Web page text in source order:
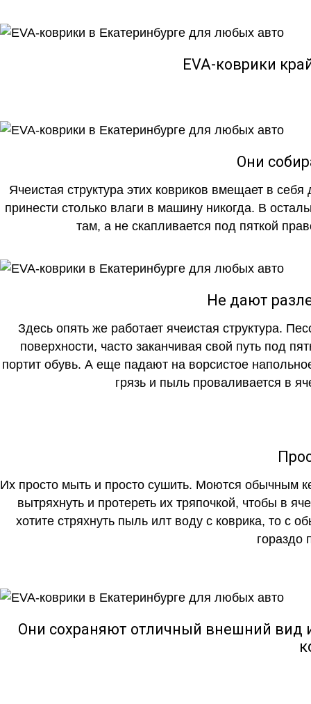
EVA-коврики
Они
Ячеистая структура этих ковриков вмещает в
принести столько влаги в машину никогда. В
там, а не скапливается под пяткой
Не дают
Здесь опять же работает ячеистая структура.
поверхности, часто заканчивая свой путь под
портит обувь. А еще падают на ворсистое
грязь и пыль проваливается в
Их просто мыть и просто сушить. Моются обычным
вытряхнуть и протереть их тряпочкой, чтобы в
хотите стряхнуть пыль илт воду с коврика, то с
гораздо
Они сохраняют отличный внешний вид